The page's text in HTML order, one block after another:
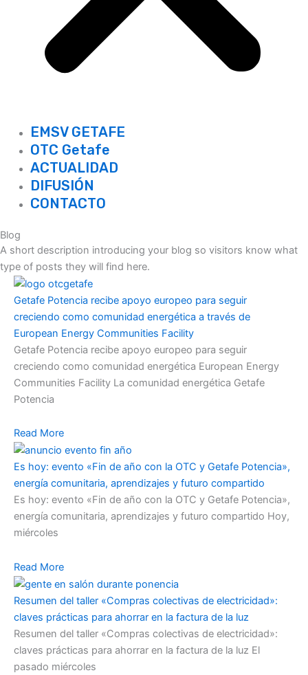
EMSV GETAFE
OTC Getafe
ACTUALIDAD
DIFUSIÓN
CONTACTO
Blog
A short description introducing your blog so visitors know what
type of posts they will find here.
Getafe Potencia recibe apoyo europeo para seguir
creciendo como comunidad energética a través de
European Energy Communities Facility
Getafe Potencia recibe apoyo europeo para seguir
creciendo como comunidad energética European Energy
Communities Facility La comunidad energética Getafe
Potencia
Read More
Es hoy: evento «Fin de año con la OTC y Getafe Potencia»,
energía comunitaria, aprendizajes y futuro compartido
Es hoy: evento «Fin de año con la OTC y Getafe Potencia»,
energía comunitaria, aprendizajes y futuro compartido Hoy,
miércoles
Read More
Resumen del taller «Compras colectivas de electricidad»:
claves prácticas para ahorrar en la factura de la luz
Resumen del taller «Compras colectivas de electricidad»:
claves prácticas para ahorrar en la factura de la luz El
pasado miércoles